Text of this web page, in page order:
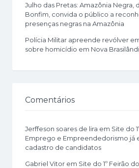
Julho das Pretas: Amazônia Negra,
Bonfim, convida o público a
presenças negras na Amazônia
Polícia Militar apreende revólver
sobre homicídio em Nova
Comentários
Jerffeson soares de lira em Site do
Emprego e Empreendedorismo já
cadastro de candidatos
Gabriel Vitor em Site do 1º Feirão